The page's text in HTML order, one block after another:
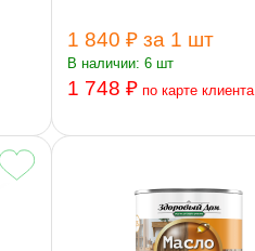
1 840 ₽ за 1 шт
В наличии: 6 шт
1 748 ₽ по карте клиента